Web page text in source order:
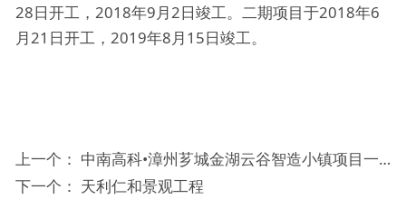
28日开工，2018年9月2日竣工。二期项目于2018年6
月21日开工，2019年8月15日竣工。
上一个： 中南高科•漳州芗城金湖云谷智造小镇项目一期(A区)工程项目
下一个： 天利仁和景观工程